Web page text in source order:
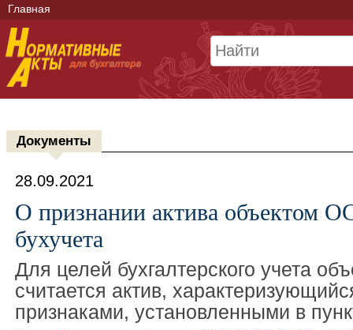
Главная
Документы
28.09.2021
О признании актива объектом
бухучета
Для целей бухгалтерского учета
считается актив,
признаками, установленными в